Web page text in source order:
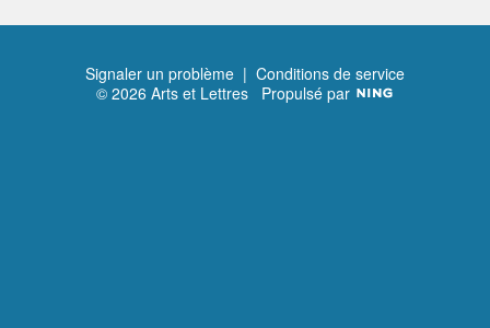
Signaler un problème | Conditions de service
© 2026 Arts et Lettres Propulsé par